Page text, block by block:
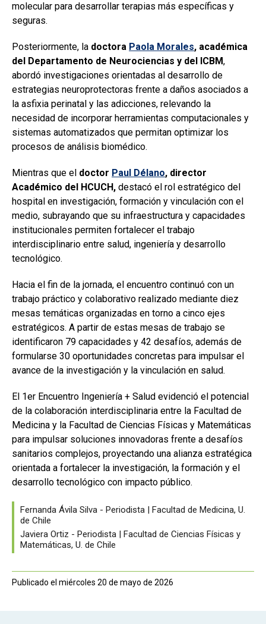
molecular para desarrollar terapias más específicas y
seguras.
Posteriormente, la doctora Paola Morales, académica
del Departamento de Neurociencias y del ICBM,
abordó investigaciones orientadas al desarrollo de
estrategias neuroprotectoras frente a daños asociados a
la asfixia perinatal y las adicciones, relevando la
necesidad de incorporar herramientas computacionales y
sistemas automatizados que permitan optimizar los
procesos de análisis biomédico.
Mientras que el doctor Paul Délano, director
Académico del HCUCH, destacó el rol estratégico del
hospital en investigación, formación y vinculación con el
medio, subrayando que su infraestructura y capacidades
institucionales permiten fortalecer el trabajo
interdisciplinario entre salud, ingeniería y desarrollo
tecnológico.
Hacia el fin de la jornada, el encuentro continuó con un
trabajo práctico y colaborativo realizado mediante diez
mesas temáticas organizadas en torno a cinco ejes
estratégicos. A partir de estas mesas de trabajo se
identificaron 79 capacidades y 42 desafíos, además de
formularse 30 oportunidades concretas para impulsar el
avance de la investigación y la vinculación en salud.
El 1er Encuentro Ingeniería + Salud evidenció el potencial
de la colaboración interdisciplinaria entre la Facultad de
Medicina y la Facultad de Ciencias Físicas y Matemáticas
para impulsar soluciones innovadoras frente a desafíos
sanitarios complejos, proyectando una alianza estratégica
orientada a fortalecer la investigación, la formación y el
desarrollo tecnológico con impacto público.
Fernanda Ávila Silva - Periodista | Facultad de Medicina, U.
de Chile
Javiera Ortiz - Periodista | Facultad de Ciencias Físicas y
Matemáticas, U. de Chile
Publicado el miércoles 20 de mayo de 2026